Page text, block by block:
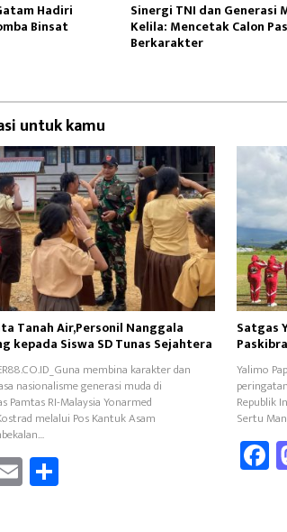
Hadiri
Binsat
Sinergi TNI dan Generasi
Kelila: Mencetak Calon
Berkarakter
untuk kamu
Tanah Air,Personil Nanggala
kepada Siswa SD Tunas Sejahtera
membina karakter dan
nasionalisme generasi muda di
Pamtas RI-Malaysia Yonarmed
melalui Pos Kantuk Asam
E
m
Satgas
Yalimo
Republik
Sertu